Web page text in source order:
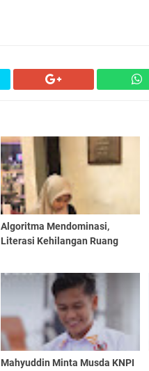
Algoritma Mendominasi,
Literasi Kehilangan Ruang
Mahyuddin Minta Musda KNPI